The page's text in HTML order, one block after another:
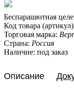
Беспарашютная
Код товара
Торговая марка:
Страна: Россия
Наличие: под заказ
Описание